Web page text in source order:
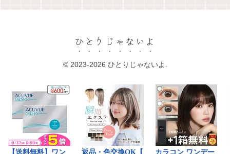
ひとりじゃないよ
© 2023-2026 ひとりじゃないよ.